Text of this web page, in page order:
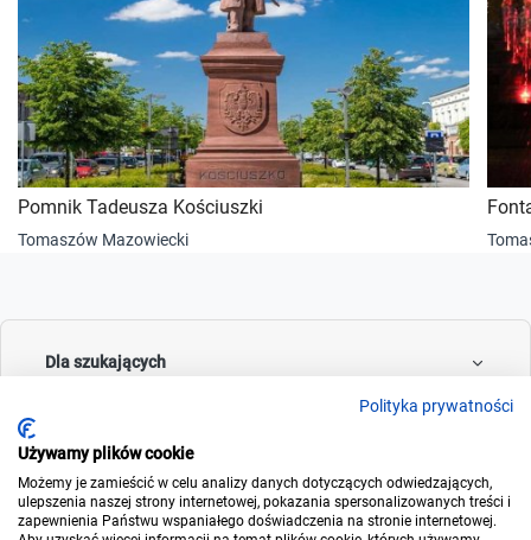
Pomnik Tadeusza Kościuszki
Tomaszów Mazowiecki
Dla szukających
Dla wynajmujących
Polityka prywatności
Używamy plików cookie
Możemy je zamieścić w celu analizy danych dotyczących odwiedzających,
ulepszenia naszej strony internetowej, pokazania spersonalizowanych treści i
zapewnienia Państwu wspaniałego doświadczenia na stronie internetowej.